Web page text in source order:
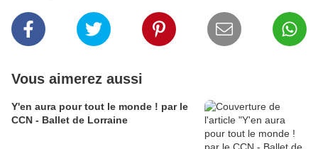
Vous aimerez aussi
Y'en aura pour tout le monde ! par le
CCN - Ballet de Lorraine